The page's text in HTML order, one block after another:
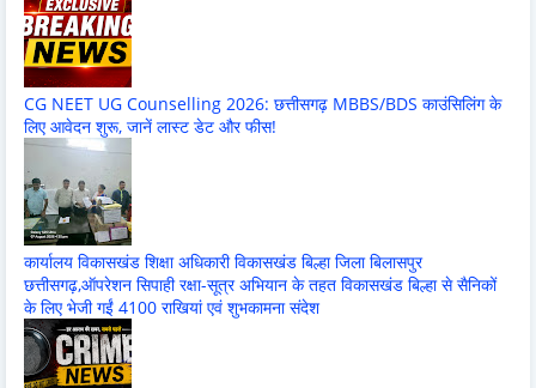
CG NEET UG Counselling 2026: छत्तीसगढ़ MBBS/BDS काउंसिलिंग के
लिए आवेदन शुरू, जानें लास्ट डेट और फीस!
कार्यालय विकासखंड शिक्षा अधिकारी विकासखंड बिल्हा जिला बिलासपुर
छत्तीसगढ़,ऑपरेशन सिपाही रक्षा-सूत्र अभियान के तहत विकासखंड बिल्हा से सैनिकों
के लिए भेजी गईं 4100 राखियां एवं शुभकामना संदेश